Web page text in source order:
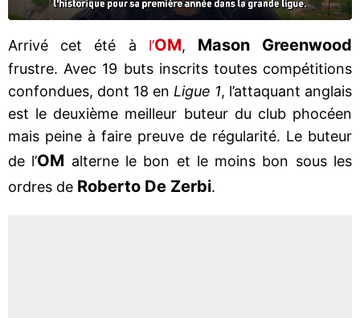
Arrivé cet été à l’OM, Mason Greenwood
frustre. Avec 19 buts inscrits toutes compétitions
confondues, dont 18 en Ligue 1, l’attaquant anglais
est le deuxième meilleur buteur du club phocéen
mais peine à faire preuve de régularité. Le buteur
de l’OM alterne le bon et le moins bon sous les
ordres de Roberto De Zerbi.